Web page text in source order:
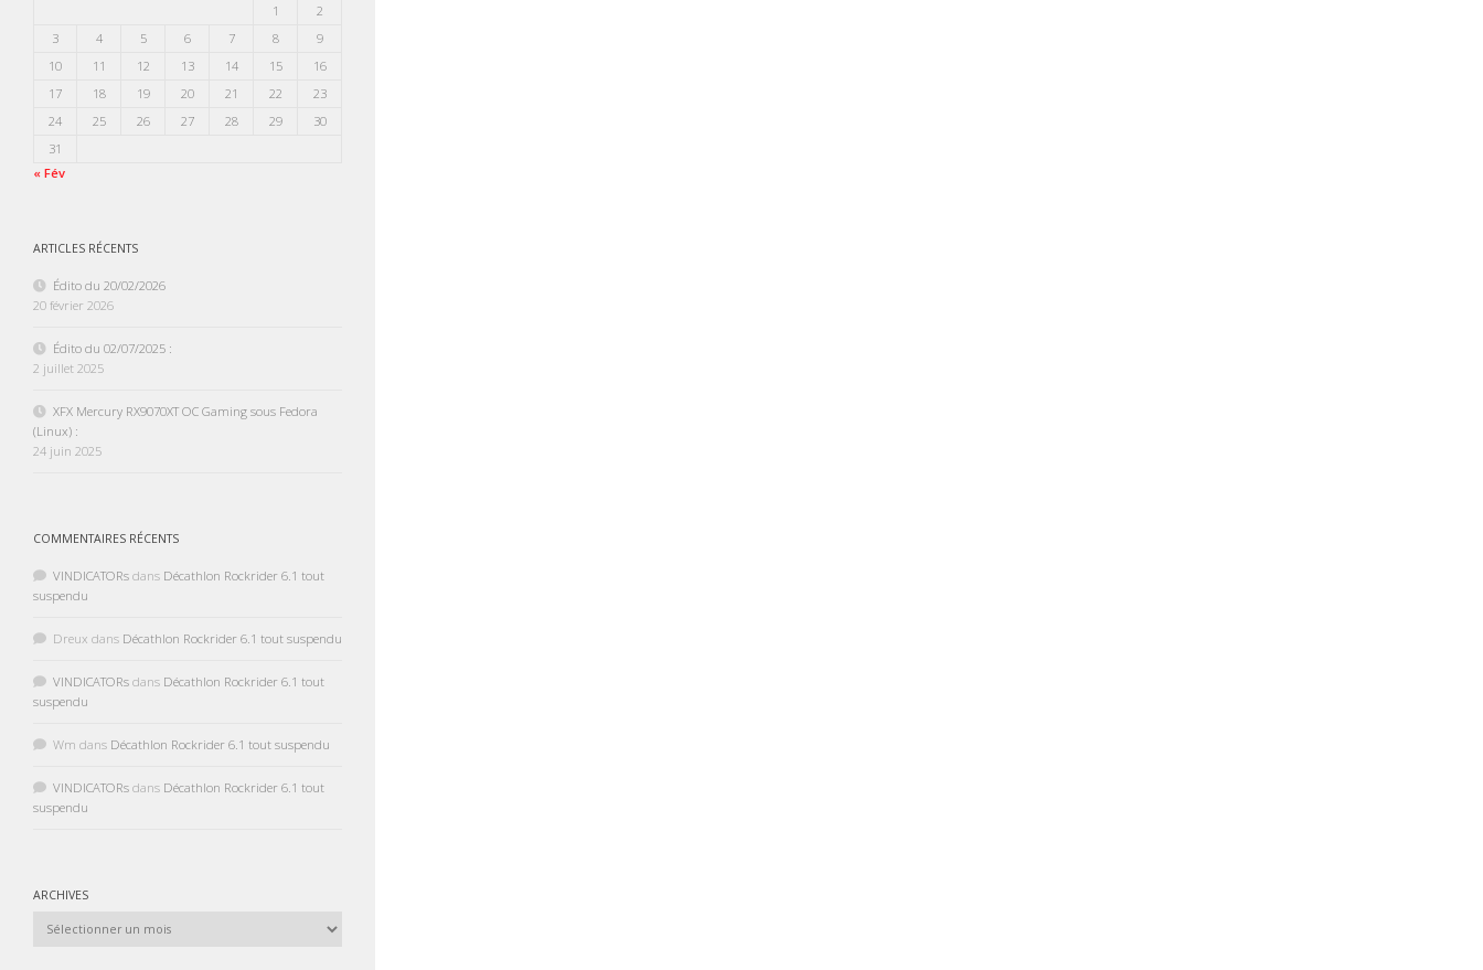
1
2
3
4 5 6 7 8
9
10
11 12 13 14 15
16
17
18 19 20 21 22
23
24
25 26 27 28 29
30
31
« Fév
ARTICLES RÉCENTS
Édito du 20/02/2026
20 février 2026
Édito du 02/07/2025 :
2 juillet 2025
XFX Mercury RX9070XT OC Gaming sous Fedora
(Linux) :
24 juin 2025
COMMENTAIRES RÉCENTS
VINDICATORs dans Décathlon Rockrider 6.1 tout
suspendu
Dreux dans Décathlon Rockrider 6.1 tout suspendu
VINDICATORs dans Décathlon Rockrider 6.1 tout
suspendu
Wm dans Décathlon Rockrider 6.1 tout suspendu
VINDICATORs dans Décathlon Rockrider 6.1 tout
suspendu
ARCHIVES